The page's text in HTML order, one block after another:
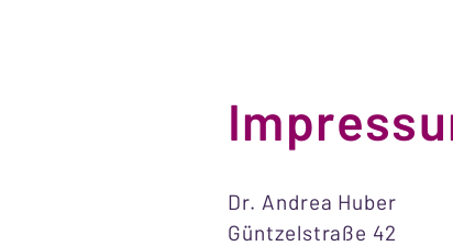
Dr. Andrea Huber
Güntzelstraße 42